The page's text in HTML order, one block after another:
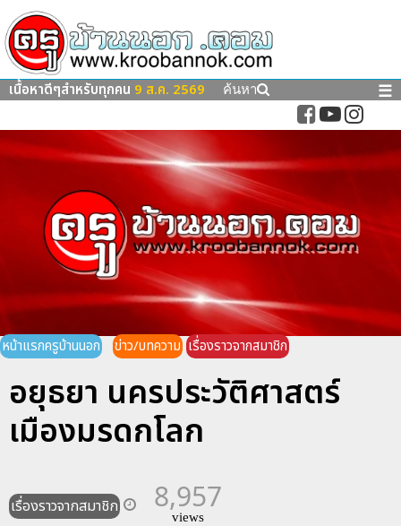
เนื้อหาดีๆสำหรับทุกคน 9 ส.ค. 2569 ค้นหา ☰
หน้าแรกครูบ้านนอก ข่าว/บทความ เรื่องราวจากสมาชิก
อยุธยา นครประวัติศาสตร์
เมืองมรดกโลก
เรื่องราวจากสมาชิก 8,957
views